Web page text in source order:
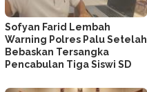
Sofyan Farid Lembah
Warning Polres Palu Setelah
Bebaskan Tersangka
Pencabulan Tiga Siswi SD